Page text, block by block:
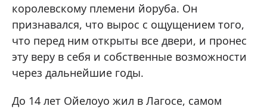
королевскому племени йоруба. Он
признавался, что вырос с ощущением того,
что перед ним открыты все двери, и пронес
эту веру в себя и собственные возможности
через дальнейшие годы.
До 14 лет Ойелоуо жил в Лагосе, самом